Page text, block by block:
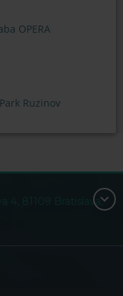
OPERA
Ruzinov
4, 81109 Bratislava,